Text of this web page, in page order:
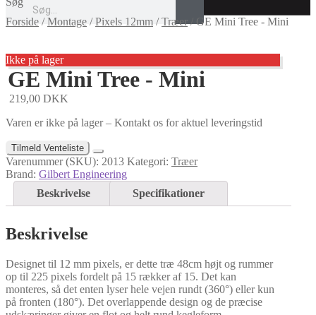
Forside /Montage /Pixels 12mm /Træer/GE Mini Tree - Mini
Ikke på lager
GE Mini Tree - Mini
219,00 DKK
Varen er ikke på lager – Kontakt os for aktuel leveringstid
Tilmeld Venteliste
Varenummer (SKU): 2013 Kategori: Træer
Brand: Gilbert Engineering
Beskrivelse
Specifikationer
Beskrivelse
Designet til 12 mm pixels, er dette træ 48cm højt og rummer
op til 225 pixels fordelt på 15 rækker af 15. Det kan
monteres, så det enten lyser hele vejen rundt (360°) eller kun
på fronten (180°). Det overlappende design og de præcise